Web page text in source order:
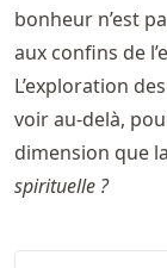
bonheur n’est
aux confins de
L’exploration
voir au-delà,
dimension que
spirituelle ?